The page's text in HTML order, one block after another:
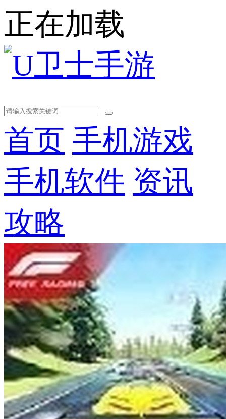
正在加载
首页 手机游戏
手机软件 资讯
攻略